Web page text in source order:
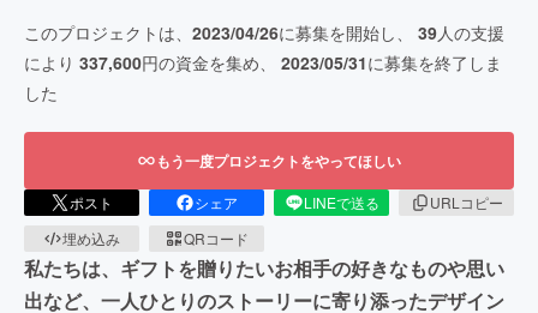
このプロジェクトは、 2023/04/26に募集を開始し、 39人の支援
により 337,600円の資金を集め、 2023/05/31に募集を終了しま
した
もう一度プロジェクトをやってほしい
ポスト シェア LINEで送る
URLコピー
埋め込み
QRコード
私たちは、ギフトを贈りたいお相手の好きなものや思い
出など、一人ひとりのストーリーに寄り添ったデザイン